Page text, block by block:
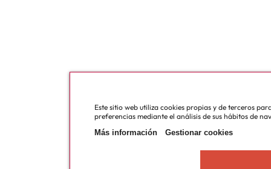
Este sitio web utiliza cookies propias y de terceros
preferencias mediante el análisis de sus hábitos de
Más información
Gestionar cookies